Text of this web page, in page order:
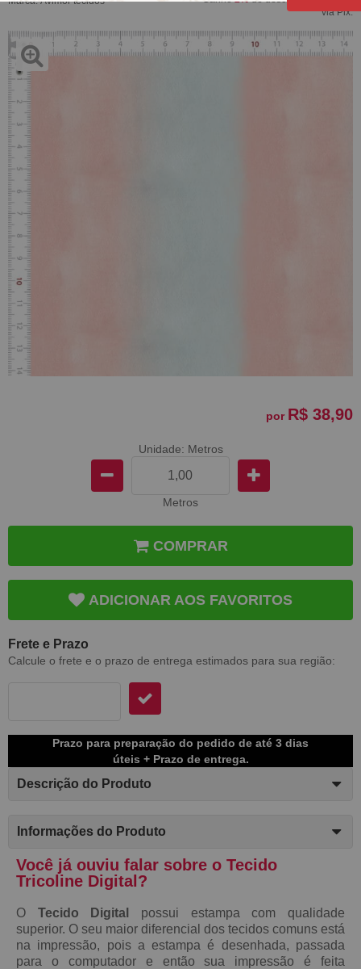
via Pix.
por R$ 38,90
Unidade: Metros
Metros
COMPRAR
ADICIONAR AOS FAVORITOS
Frete e Prazo
Calcule o frete e o prazo de entrega estimados para sua região:
Prazo para preparação do pedido de até 3 dias
úteis + Prazo de entrega.
Descrição do Produto
Informações do Produto
Você já ouviu falar sobre o Tecido
Tricoline Digital?
O Tecido Digital possui estampa com qualidade
superior. O seu maior diferencial dos tecidos comuns está
na impressão, pois a estampa é desenhada, passada
para o computador e então sua impressão é feita